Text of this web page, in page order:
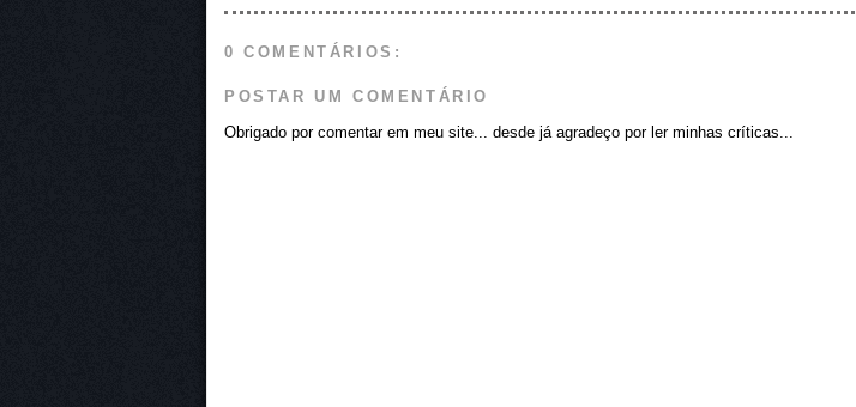
0 COMENTÁRIOS:
POSTAR UM COMENTÁRIO
Obrigado por comentar em meu site... desde já agradeço por ler minhas críticas...